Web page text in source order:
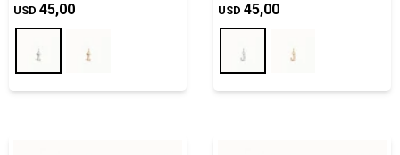
USD 45,00 USD 45,00